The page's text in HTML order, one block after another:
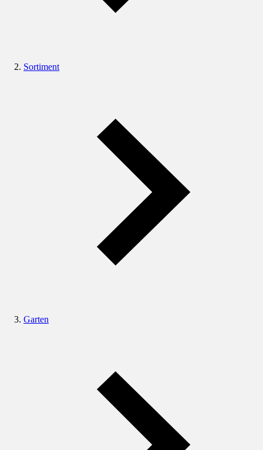
Sortiment
Garten